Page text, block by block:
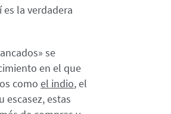
la verdadera
se
en el que
como el indio, el
escasez, estas